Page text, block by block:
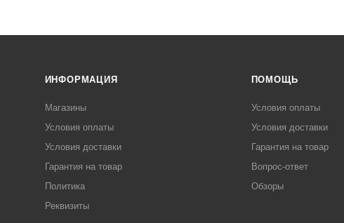
ИНФОРМАЦИЯ
Магазины
Условия оплаты
Условия доставки
Гарантия на товар
Политика
Реквизиты
ПОМОЩЬ
Условия оплаты
Условия доставки
Гарантия на товар
Вопрос-ответ
Обзоры